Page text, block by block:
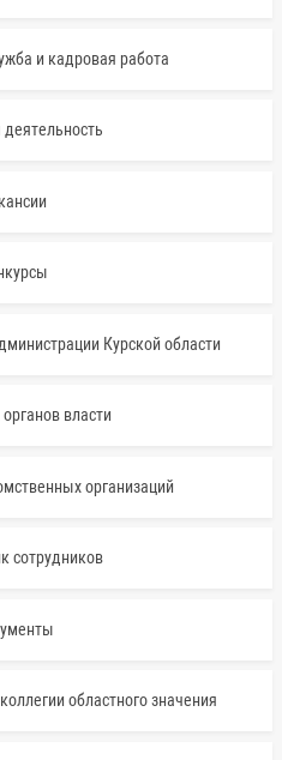
и кадровая работа
Курской области
власти
организаций
сотрудников
областного значения